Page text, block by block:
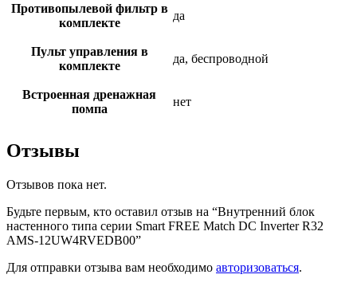
Противопылевой фильтр в
комплекте
да
Пульт управления в
комплекте
да, беспроводной
Встроенная дренажная
помпа
нет
Отзывы
Отзывов пока нет.
Будьте первым, кто оставил отзыв на “Внутренний блок
настенного типа серии Smart FREE Match DC Inverter R32
AMS-12UW4RVEDB00”
Для отправки отзыва вам необходимо авторизоваться.